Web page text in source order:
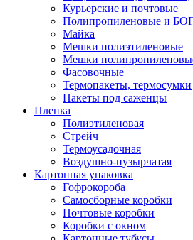
Курьерские и почтовые
Полипропиленовые и
Майка
Мешки полиэтиленовые
Мешки
Фасовочные
Термопакеты, термосумки
Пакеты под саженцы
Пленка
Полиэтиленовая
Стрейч
Термоусадочная
Воздушно-пузырчатая
Картонная упаковка
Гофрокороба
Самосборные коробки
Почтовые коробки
Коробки с окном